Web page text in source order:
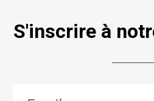
S'inscrire à